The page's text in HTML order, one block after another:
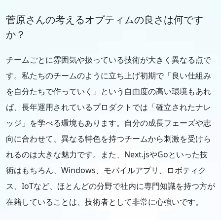
菅原さんの考えるオプティムの良さは何です
か？
チームごとに雰囲気や扱っている技術が大きく異なる点で
す。私たちのチームのように立ち上げ初期で「良い仕組み
を自分たちで作っていく」という自由度の高い環境もあれ
ば、長年運用されているプロダクトでは「確立されたナレ
ッジ」を学べる環境もあります。自分の成長フェーズや志
向に合わせて、異なる特色を持つチームから刺激を受けら
れるのは大きな魅力です。また、Next.jsやGoといった技
術はもちろん、Windows、モバイルアプリ、ロボティク
ス、IoTなど、ほとんどの分野で社内に専門知識を持つ方が
在籍していることは、技術者として非常に心強いです。